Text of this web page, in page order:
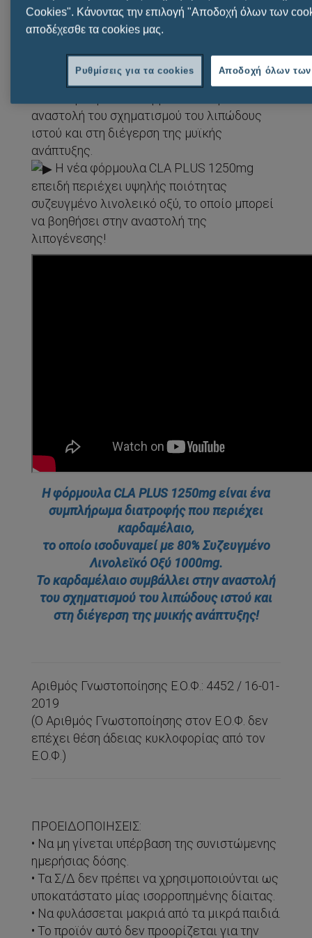
εύκολα!
⇝ Η φόρμουλα CLAPLUS 1250mg είναι ένα
καρδαμέλαιο, το οποίο ισοδυναμεί με 80%
Συζευγμένο Λινολεϊκό Οξύ 1000mg.
αναστολή του σχηματισμού του λιπώδους
ιστού και στη διέγερση της μυϊκής
ανάπτυξης.
Η νέα φόρμουλα CLA PLUS 1250mg
επειδή περιέχει υψηλής ποιότητας
συζευγμένο λινολεικό οξύ, το οποίο μπορεί
να βοηθήσει στην αναστολή της
λιπογένεσης!
Η φόρμουλα CLA PLUS 1250mg είναι ένα
συμπλήρωμα διατροφής που περιέχει
καρδαμέλαιο,
το οποίο ισοδυναμεί με 80% Συζευγμένο
Λινολεϊκό Οξύ 1000mg.
Το καρδαμέλαιο συμβάλλει στην αναστολή
του σχηματισμού του λιπώδους ιστού και
στη διέγερση της μυικής ανάπτυξης!
Αριθμός Γνωστοποίησης Ε.Ο.Φ.: 4452 / 16-01-
2019
(Ο Αριθμός Γνωστοποίησης στον Ε.Ο.Φ. δεν
επέχει θέση άδειας κυκλοφορίας από τον
Ε.Ο.Φ.)
ΠΡΟΕΙΔΟΠΟΙΗΣΕΙΣ:
• Να μη γίνεται υπέρβαση της συνιστώμενης
ημερήσιας δόσης.
• Τα Σ/Δ δεν πρέπει να χρησιμοποιούνται ως
υποκατάστατο μίας ισορροπημένης δίαιτας.
• Να φυλάσσεται μακριά από τα μικρά παιδιά.
• Το προϊόν αυτό δεν προορίζεται για την
Cookies". Κάνοντας την επιλογή "Αποδοχή όλων των
αποδέχεσθε τα cookies μας.
Αποδοχή όλων
Ρυθμίσεις για τα cookies